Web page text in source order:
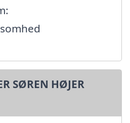
SØREN HØJER